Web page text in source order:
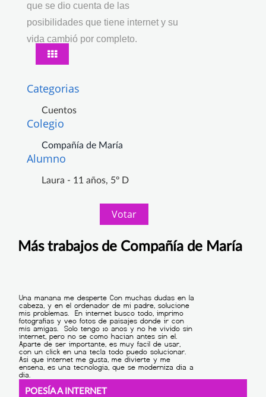
que se dio cuenta de las
posibilidades que tiene internet y su
vida cambió por completo.
Categorias
Cuentos
Colegio
Compañía de María
Alumno
Laura - 11 años, 5º D
Votar
Más trabajos de Compañía de María
POESÍA A INTERNET